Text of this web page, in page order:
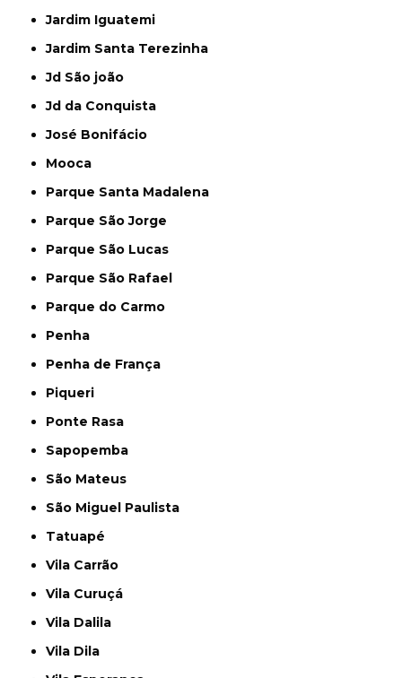
Jardim Iguatemi
Jardim Santa Terezinha
Jd São joão
Jd da Conquista
José Bonifácio
Mooca
Parque Santa Madalena
Parque São Jorge
Parque São Lucas
Parque São Rafael
Parque do Carmo
Penha
Penha de França
Piqueri
Ponte Rasa
Sapopemba
São Mateus
São Miguel Paulista
Tatuapé
Vila Carrão
Vila Curuçá
Vila Dalila
Vila Dila